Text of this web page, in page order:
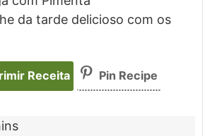
da tarde delicioso com os
Receita Pin Recipe